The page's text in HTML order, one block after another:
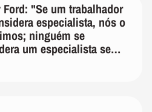
Ford: "Se um trabalhador
especialista, nós o
ninguém se
um especialista se